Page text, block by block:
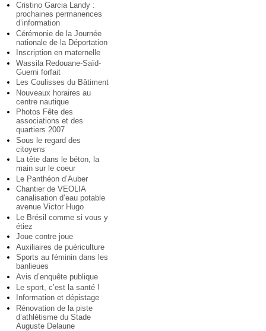
Cristino Garcia Landy :
prochaines permanences
d’information
Cérémonie de la Journée
nationale de la Déportation
Inscription en maternelle
Wassila Redouane-Saïd-
Guerni forfait
Les Coulisses du Bâtiment
Nouveaux horaires au
centre nautique
Photos Fête des
associations et des
quartiers 2007
Sous le regard des
citoyens
La tête dans le béton, la
main sur le coeur
Le Panthéon d’Auber
Chantier de VEOLIA
canalisation d’eau potable
avenue Victor Hugo
Le Brésil comme si vous y
étiez
Joue contre joue
Auxiliaires de puériculture
Sports au féminin dans les
banlieues
Avis d’enquête publique
Le sport, c’est la santé !
Information et dépistage
Rénovation de la piste
d’athlétisme du Stade
Auguste Delaune